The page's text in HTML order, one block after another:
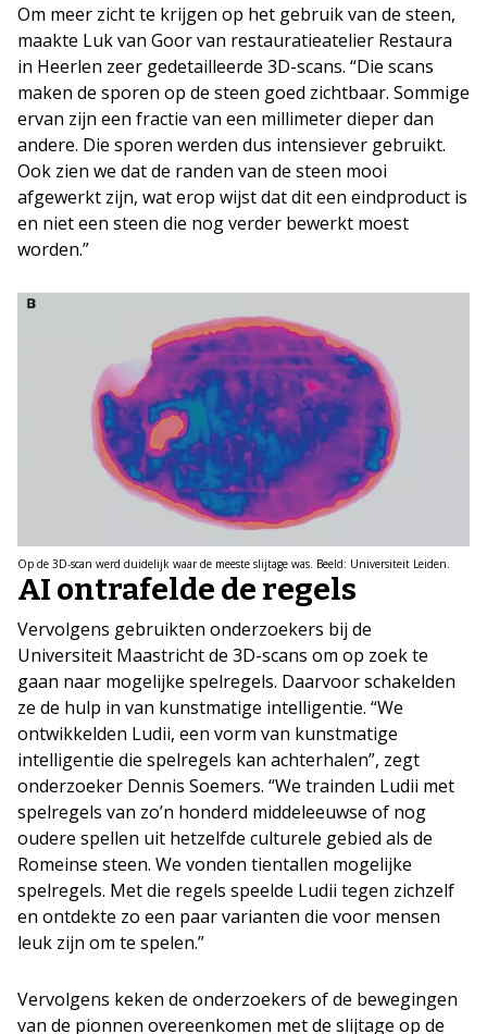
Om meer zicht te krijgen op het gebruik van de steen,
maakte Luk van Goor van restauratieatelier Restaura
in Heerlen zeer gedetailleerde 3D-scans. “Die scans
maken de sporen op de steen goed zichtbaar. Sommige
ervan zijn een fractie van een millimeter dieper dan
andere. Die sporen werden dus intensiever gebruikt.
Ook zien we dat de randen van de steen mooi
afgewerkt zijn, wat erop wijst dat dit een eindproduct is
en niet een steen die nog verder bewerkt moest
worden.”
Op de 3D-scan werd duidelijk waar de meeste slijtage was. Beeld: Universiteit Leiden.
AI ontrafelde de regels
Vervolgens gebruikten onderzoekers bij de
Universiteit Maastricht de 3D-scans om op zoek te
gaan naar mogelijke spelregels. Daarvoor schakelden
ze de hulp in van kunstmatige intelligentie. “We
ontwikkelden Ludii, een vorm van kunstmatige
intelligentie die spelregels kan achterhalen”, zegt
onderzoeker Dennis Soemers. “We trainden Ludii met
spelregels van zo’n honderd middeleeuwse of nog
oudere spellen uit hetzelfde culturele gebied als de
Romeinse steen. We vonden tientallen mogelijke
spelregels. Met die regels speelde Ludii tegen zichzelf
en ontdekte zo een paar varianten die voor mensen
leuk zijn om te spelen.”
Vervolgens keken de onderzoekers of de bewegingen
van de pionnen overeenkomen met de slijtage op de